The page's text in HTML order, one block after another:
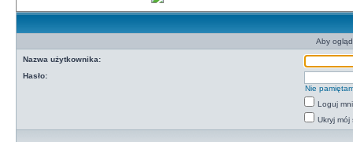
Aby
Nazwa użytkownika:
Hasło:
Nie
Loguj
Ukryj mój